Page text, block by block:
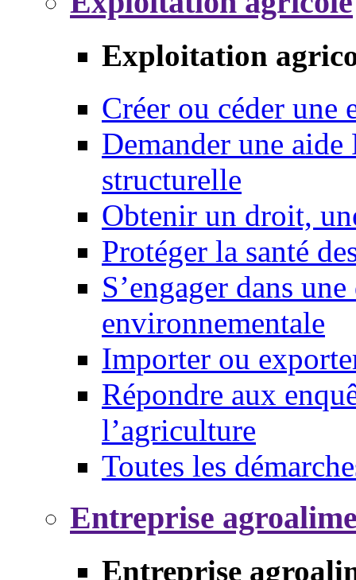
Exploitation
Créer ou céder une
Demander une
structurelle
Obtenir un droit,
Protéger la santé
S’engager dans
environnementale
Importer ou
Répondre aux
l’agriculture
Toutes les
Entreprise
Entreprise